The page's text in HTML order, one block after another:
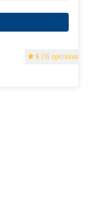
5 (16 opiniones)